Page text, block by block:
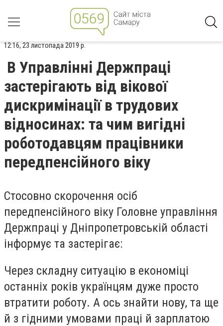
12:16, 23 листопада 2019 р.
В Управлінні Держпраці
застерігають від вікової
дискримінації в трудових
відносинах: та чим вигідні
роботодавцям працівники
передпенсійного віку
Стосовно скорочення осіб
передпенсійного віку Головне управління
Держпраці у Дніпропетровській області
інформує та застерігає:
Через складну ситуацію в економіці
останніх років українцям дуже просто
втратити роботу. А ось знайти нову, та ще
й з гідними умовами праці й зарплатою